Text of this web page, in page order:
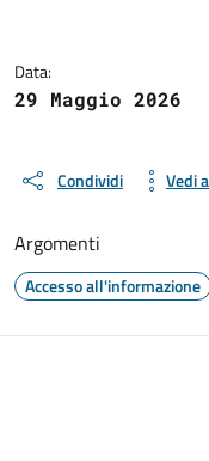
Data:
29 Maggio 2026
Condividi Vedi
Argomenti
Accesso all'informazione